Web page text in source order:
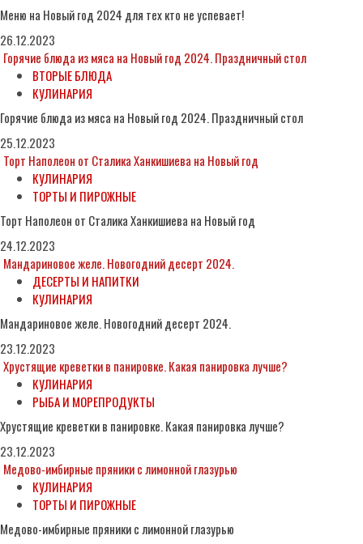
Меню на Новый год 2024 для тех кто не успевает!
26.12.2023
Горячие блюда из мяса на Новый год 2024. Праздничный стол
ВТОРЫЕ БЛЮДА
КУЛИНАРИЯ
Горячие блюда из мяса на Новый год 2024. Праздничный стол
25.12.2023
Торт Наполеон от Сталика Ханкишиева на Новый год
КУЛИНАРИЯ
ТОРТЫ И ПИРОЖНЫЕ
Торт Наполеон от Сталика Ханкишиева на Новый год
24.12.2023
Мандариновое желе. Новогодний десерт 2024.
ДЕСЕРТЫ И НАПИТКИ
КУЛИНАРИЯ
Мандариновое желе. Новогодний десерт 2024.
23.12.2023
Хрустящие креветки в панировке. Какая панировка лучше?
КУЛИНАРИЯ
РЫБА И МОРЕПРОДУКТЫ
Хрустящие креветки в панировке. Какая панировка лучше?
23.12.2023
Медово-имбирные пряники с лимонной глазурью
КУЛИНАРИЯ
ТОРТЫ И ПИРОЖНЫЕ
Медово-имбирные пряники с лимонной глазурью